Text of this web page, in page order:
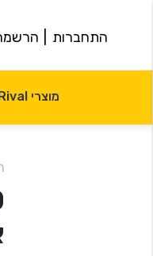
התחברות
מוצרי Rival